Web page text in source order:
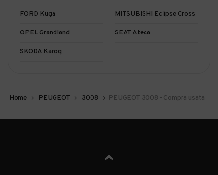
FORD Kuga MITSUBISHI Eclipse Cross
OPEL Grandland SEAT Ateca
SKODA Karoq
Home PEUGEOT 3008 PEUGEOT 3008 - Compra usata